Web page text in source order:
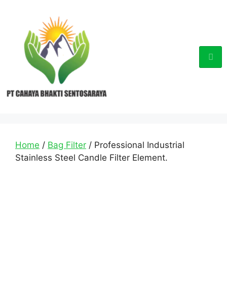
Home / Bag Filter / Professional Industrial
Stainless Steel Candle Filter Element.